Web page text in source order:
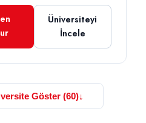
Üniversiteyi
İncele
Göster (60)↓